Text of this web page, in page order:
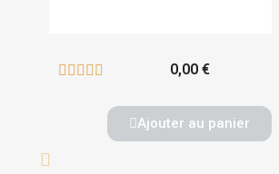
     0,00 €
Ajouter au panier